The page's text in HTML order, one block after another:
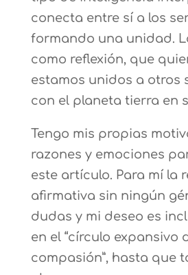
conecta entre sí a los
formando una unidad.
como reflexión, que
estamos unidos a otros
con el planeta tierra en
Tengo mis propias
razones y emociones
este artículo. Para mí la
afirmativa sin ningún
dudas y mi deseo es
en el “círculo expansivo
compasión”, hasta que